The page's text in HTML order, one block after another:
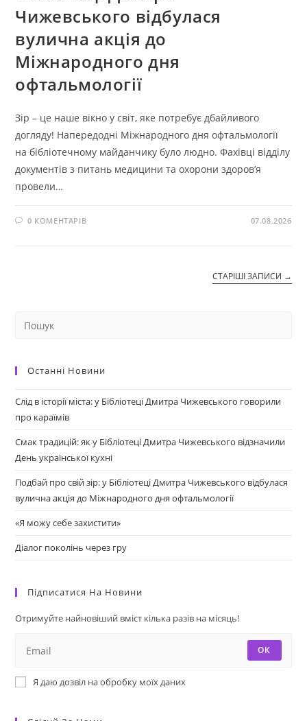
Чижевського відбулася
вулична акція до
Міжнародного дня
офтальмології
Зір – це наше вікно у світ, яке потребує дбайливого
догляду! Напередодні Міжнародного дня офтальмології
на бібліотечному майданчику було людно. Фахівці відділу
документів з питань медицини та охорони здоров’я
провели…
0 КОМЕНТАРІВ 07.08.2026
СТАРІШІ ЗАПИСИ →
Останні Новини
Слід в історії міста: у Бібліотеці Дмитра Чижевського говорили
про караїмів
Смак традицій: як у Бібліотеці Дмитра Чижевського відзначили
День української кухні
Подбай про свій зір: у Бібліотеці Дмитра Чижевського відбулася
вулична акція до Міжнародного дня офтальмології
«Я можу себе захистити»
Діалог поколінь через гру
Підписатися На Новини
Отримуйте найновіший вміст кілька разів на місяць!
ОК
Я даю дозвіл на обробку моїх даних